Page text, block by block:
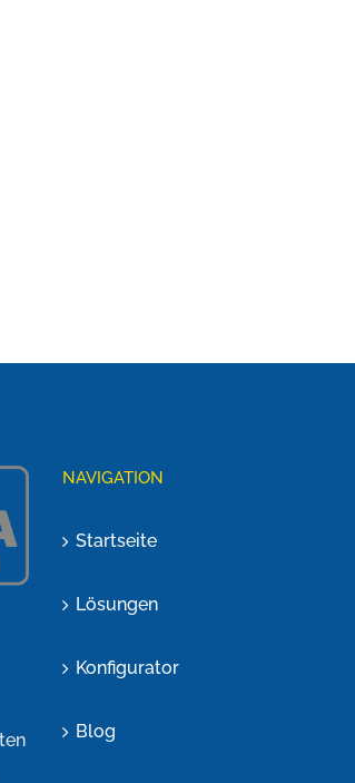
NAVIGATION
Startseite
Lösungen
Konfigurator
Blog